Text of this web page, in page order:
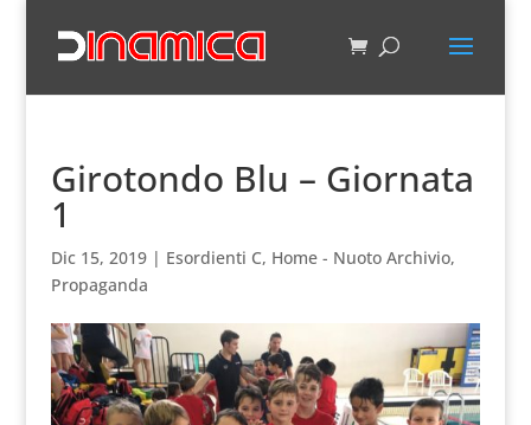
Girotondo Blu – Giornata
1
Dic 15, 2019| Esordienti C, Home - Nuoto Archivio,
Propaganda